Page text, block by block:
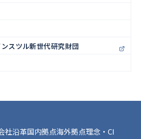
ンスツル新世代研究財団
社沿革国内拠点海外拠点理念・CI